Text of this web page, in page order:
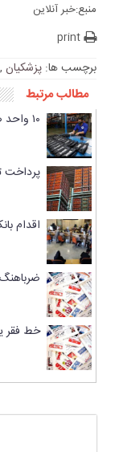
منبع:خبر آنلاین
print
برچسب ها:پزشکیان
مطالب مرتبط
۱۰ واحد صنعتی راکد مازندران در یک هفته اخیر به چرخه تولید برگشت
پرداخت
اقدام
خط فقر